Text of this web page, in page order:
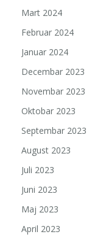
Mart 2024
Februar 2024
Januar 2024
Decembar 2023
Novembar 2023
Oktobar 2023
Septembar 2023
August 2023
Juli 2023
Juni 2023
Maj 2023
April 2023